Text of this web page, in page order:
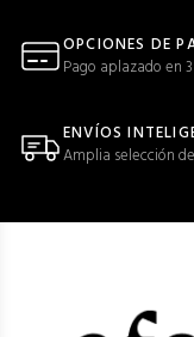
OPCIONES DE
Pago aplazado en
ENVÍOS
Amplia selección